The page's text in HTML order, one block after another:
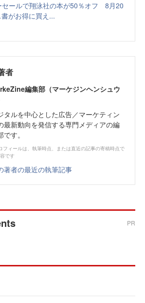
セールで翔泳社の本が50％オフ 8月20
がお得に買え...
者
編集部（マーケジンヘンシュウ
タルを中心とした広告／マーケティン
最新動向を発信する専門メディアの編
です。
フィールは、執筆時点、または直近の記事の寄稿時点で
です
著者の最近の執筆記事
PR